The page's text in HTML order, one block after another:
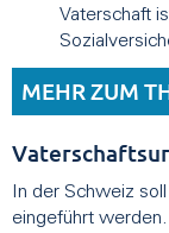
Vaterschaft
MEHR ZUM
In der Schweiz
eingeführt